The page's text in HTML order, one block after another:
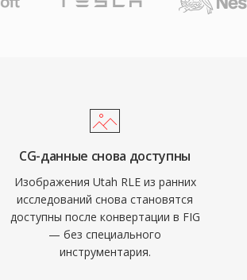
CG-данные снова доступны
Изображения Utah RLE из ранних
исследований снова становятся
доступны после конвертации в FIG
— без специального
инструментария.